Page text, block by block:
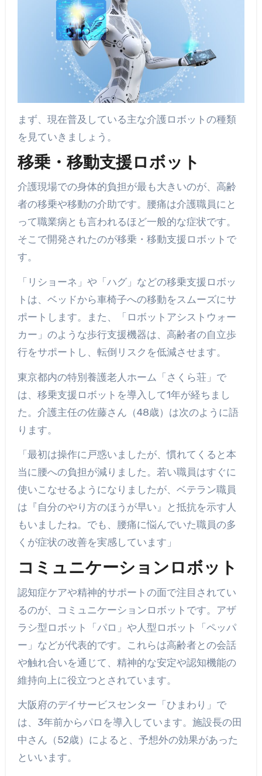
まず、現在普及している主な介護ロボットの種類
を見ていきましょう。
移乗・移動支援ロボット
介護現場での身体的負担が最も大きいのが、高齢
者の移乗や移動の介助です。腰痛は介護職員にと
って職業病とも言われるほど一般的な症状です。
そこで開発されたのが移乗・移動支援ロボットで
す。
「リショーネ」や「ハグ」などの移乗支援ロボッ
トは、ベッドから車椅子への移動をスムーズにサ
ポートします。また、「ロボットアシストウォー
カー」のような歩行支援機器は、高齢者の自立歩
行をサポートし、転倒リスクを低減させます。
東京都内の特別養護老人ホーム「さくら荘」で
は、移乗支援ロボットを導入して1年が経ちまし
た。介護主任の佐藤さん（48歳）は次のように語
ります。
「最初は操作に戸惑いましたが、慣れてくると本
当に腰への負担が減りました。若い職員はすぐに
使いこなせるようになりましたが、ベテラン職員
は『自分のやり方のほうが早い』と抵抗を示す人
もいましたね。でも、腰痛に悩んでいた職員の多
くが症状の改善を実感しています」
コミュニケーションロボット
認知症ケアや精神的サポートの面で注目されてい
るのが、コミュニケーションロボットです。アザ
ラシ型ロボット「パロ」や人型ロボット「ペッパ
ー」などが代表的です。これらは高齢者との会話
や触れ合いを通じて、精神的な安定や認知機能の
維持向上に役立つとされています。
大阪府のデイサービスセンター「ひまわり」で
は、3年前からパロを導入しています。施設長の田
中さん（52歳）によると、予想外の効果があった
といいます。